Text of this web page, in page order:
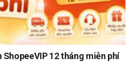
ShopeeVIP 12 tháng miễn phí